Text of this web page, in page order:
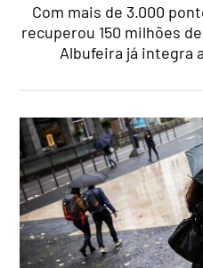
Com mais de 3.000
recuperou 150 milhões
Albufeira já integra